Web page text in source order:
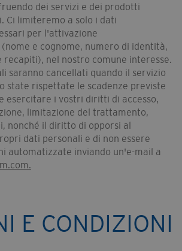
dei servizi e dei prodotti
Ci limiteremo a solo i dati
per l'attivazione
e cognome, numero di identità,
recapiti), nel nostro comune interesse.
saranno cancellati quando il servizio
state rispettate le scadenze previste
esercitare i vostri diritti di accesso,
limitazione del trattamento,
nonché il diritto di opporsi al
dati personali e di non essere
automatizzate inviando un'e-mail a
E CONDIZIONI